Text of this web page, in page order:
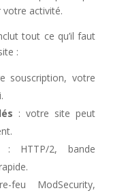
votre activité.
tout ce qu’il faut
:
souscription, votre
: votre site peut
: HTTP/2, bande
feu ModSecurity,